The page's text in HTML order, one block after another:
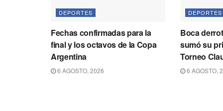
DEPORTES
Fechas confirmadas para la
final y los octavos de la Copa
Argentina
6 AGOSTO, 2026
DEPORTES
Boca
sumó su
Torneo
6 AGOSTO,